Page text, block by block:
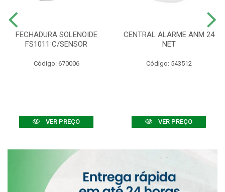
FECHADURA SOLENOIDE
FS1011 C/SENSOR
Código: 670006
VER PREÇO
CENTRAL ALARME ANM 24
NET
Código: 543512
VER PREÇO